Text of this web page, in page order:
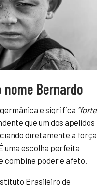
Bernardo
e significa “forte
que um dos apelidos
diretamente a força
uma escolha perfeita
combine poder e afeto.
Brasileiro de